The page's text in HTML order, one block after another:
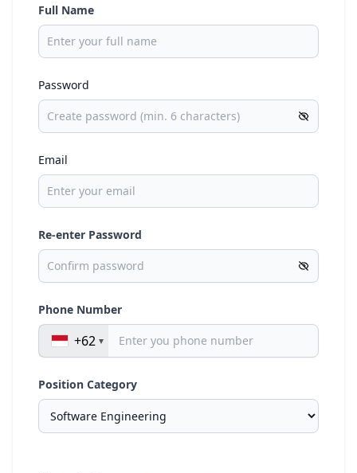
Full Name
Password
Email
Re-enter Password
Phone Number
+62
Position Category